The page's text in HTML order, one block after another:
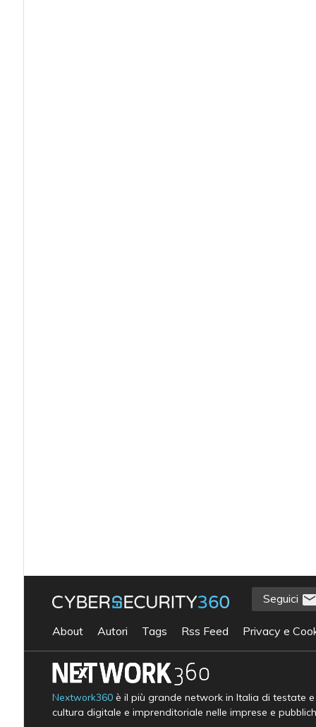
Seguici
About Autori Tags Rss Feed Privacy e
Nextwork360è il più grande network in Italia di testate
cultura digitale e imprenditoriale nelle imprese e